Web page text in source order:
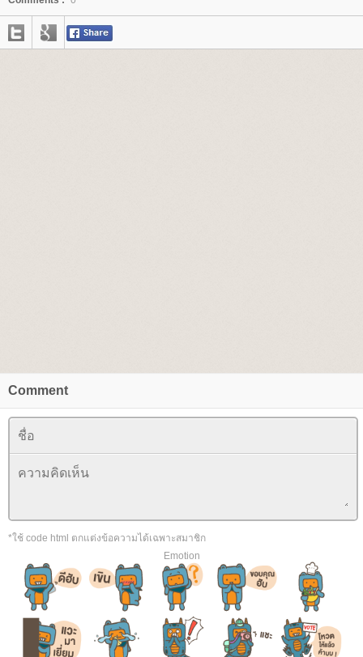
Comment
*ใช้ code html ตกแต่งข้อความได้เฉพาะสมาชิก
Emotion